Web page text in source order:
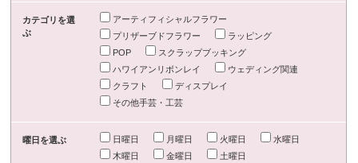
カテゴリを選
ぶ
アーティフィシャルフラワー
プリザーブドフラワー
ラッピング
POP
スクラップブッキング
ハワイアンリボンレイ
ウェディング関連
クラフト
ディスプレイ
その他手芸・工芸
曜日を選ぶ 日曜日 月曜日 火曜日
水曜日
木曜日
金曜日 土曜日